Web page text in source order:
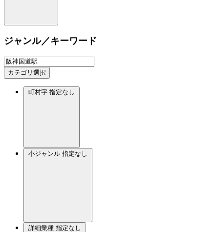
ジャンル／キーワード
カテゴリ選択
町村字 指定なし
小ジャンル 指定なし
詳細業種 指定なし